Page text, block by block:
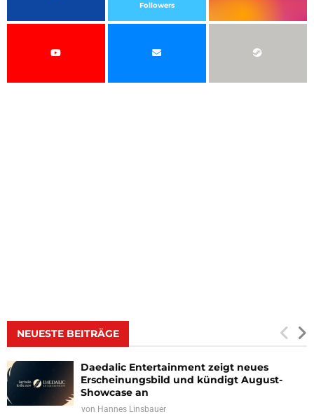
Followers
NEUESTE BEITRÄGE
Daedalic Entertainment zeigt neues
Erscheinungsbild und kündigt August-
Showcase an
von Hannes Linsbauer